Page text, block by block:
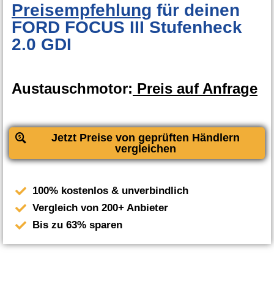
Preisempfehlung für deinen
FORD FOCUS III Stufenheck
2.0 GDI
Austauschmotor: Preis auf Anfrage
Jetzt Preise von geprüften Händlern
vergleichen
100% kostenlos & unverbindlich
Vergleich von 200+ Anbieter
Bis zu 63% sparen